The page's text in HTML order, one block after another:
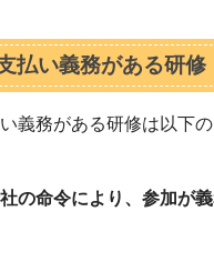
払い義務がある研修
義務がある研修は以下の
社の命令により、参加が